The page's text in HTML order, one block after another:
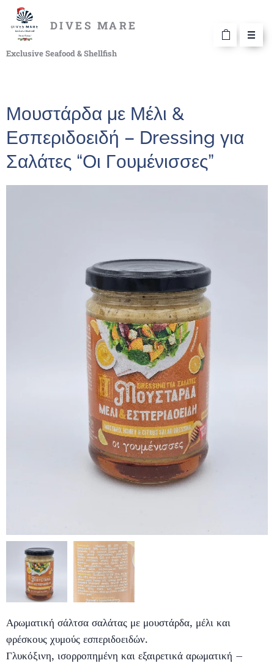
DIVES MARE
Exclusive Seafood & Shellfish
Μουστάρδα με Μέλι &
Εσπεριδοειδή – Dressing για
Σαλάτες “Οι Γουμένισσες”
Αρωματική σάλτσα σαλάτας με μουστάρδα, μέλι και
φρέσκους χυμούς εσπεριδοειδών.
Γλυκόξινη, ισορροπημένη και εξαιρετικά αρωματική –